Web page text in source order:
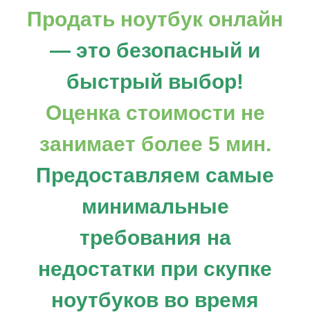
Продать ноутбук онлайн
— это безопасный и
быстрый выбор!
Оценка стоимости не
занимает более 5 мин.
Предоставляем самые
минимальные
требования на
недостатки при скупке
ноутбуков во время